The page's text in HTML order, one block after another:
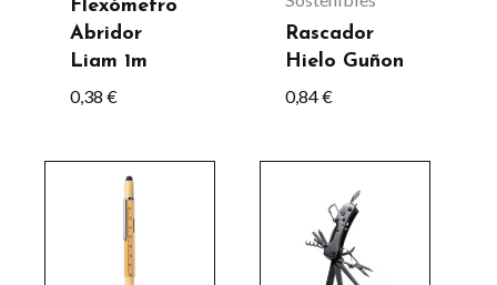
Flexómetro
Abridor
Liam 1m
0,38 €
pueden
elegir
en
página
producto
Rascador
Hielo Guñon
0,84€
pueden
elegir
en
página
producto
producto
tiene